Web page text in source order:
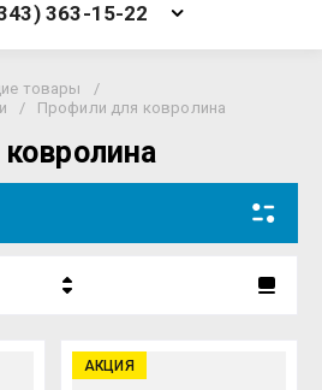
363-15-22
товары
/
/ Профили для ковролина
АКЦИЯ